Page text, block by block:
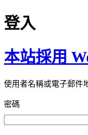
登入
本站採用
使用者名稱或電子郵件
密碼